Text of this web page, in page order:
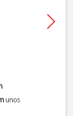
unos